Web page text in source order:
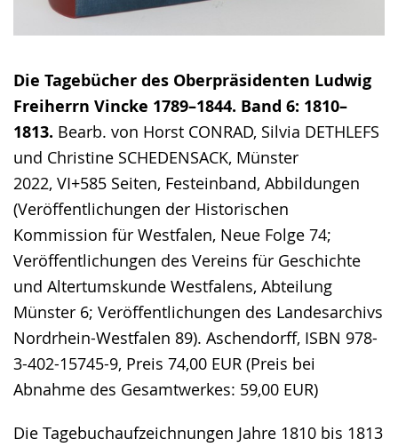
Die Tagebücher des Oberpräsidenten Ludwig
Freiherrn Vincke 1789–1844. Band 6: 1810–
1813. Bearb. von Horst CONRAD, Silvia DETHLEFS
und Christine SCHEDENSACK, Münster
2022, VI+585 Seiten, Festeinband, Abbildungen
(Veröffentlichungen der Historischen
Kommission für Westfalen, Neue Folge 74;
Veröffentlichungen des Vereins für Geschichte
und Altertumskunde Westfalens, Abteilung
Münster 6; Veröffentlichungen des Landesarchivs
Nordrhein-Westfalen 89). Aschendorff, ISBN 978-
3-402-15745-9, Preis 74,00 EUR (Preis bei
Abnahme des Gesamtwerkes: 59,00 EUR)
Die Tagebuchaufzeichnungen Jahre 1810 bis 1813